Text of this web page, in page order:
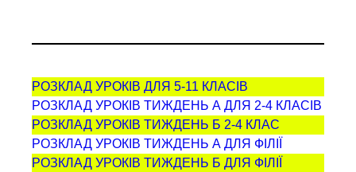
РОЗКЛАД УРОКІВ ДЛЯ 5-11 КЛАСІВ
РОЗКЛАД УРОКІВ ТИЖДЕНЬ А ДЛЯ 2-4 КЛАСІВ
РОЗКЛАД УРОКІВ ТИЖДЕНЬ Б 2-4 КЛАС
РОЗКЛАД УРОКІВ ТИЖДЕНЬ А ДЛЯ ФІЛІЇ
РОЗКЛАД УРОКІВ ТИЖДЕНЬ Б ДЛЯ ФІЛІЇ